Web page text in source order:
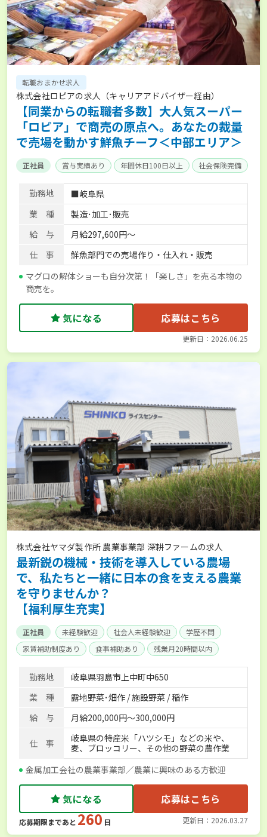
転職おまかせ求人
株式会社ロピアの求人（キャリアアドバイザー経由）
【同業からの転職者多数】大人気スーパー
「ロピア」で商売の原点へ。あなたの裁量
で売場を動かす鮮魚チーフ＜中部エリア＞
正社員 賞与実績あり 年間休日100日以上 社会保険完備
勤務地
■岐阜県
業 種
製造･加工･販売
給 与
月給297,600円～
仕 事
鮮魚部門での売場作り・仕入れ・販売
マグロの解体ショーも自分次第！「楽しさ」を売る本物の
商売を。
気になる 応募はこちら
更新日：2026.06.25
株式会社ヤマダ製作所 農業事業部 深耕ファームの求人
最新鋭の機械・技術を導入している農場
で、私たちと一緒に日本の食を支える農業
を守りませんか？
【福利厚生充実】
正社員 未経験歓迎 社会人未経験歓迎
学歴不問
家賃補助制度あり
食事補助あり
残業月20時間以内
賞与実績あり
年間休日100日以上 経験者優遇
勤務地
岐阜県羽島市上中町中650
業 種
露地野菜･畑作 / 施設野菜 / 稲作
給 与
月給200,000円～300,000円
仕 事
岐阜県の特産米「ハツシモ」などの米や、
麦、ブロッコリー、その他の野菜の農作業
金属加工会社の農業事業部／農業に興味のある方歓迎
気になる 応募はこちら
応募期限まであと 260 日 更新日：2026.03.27